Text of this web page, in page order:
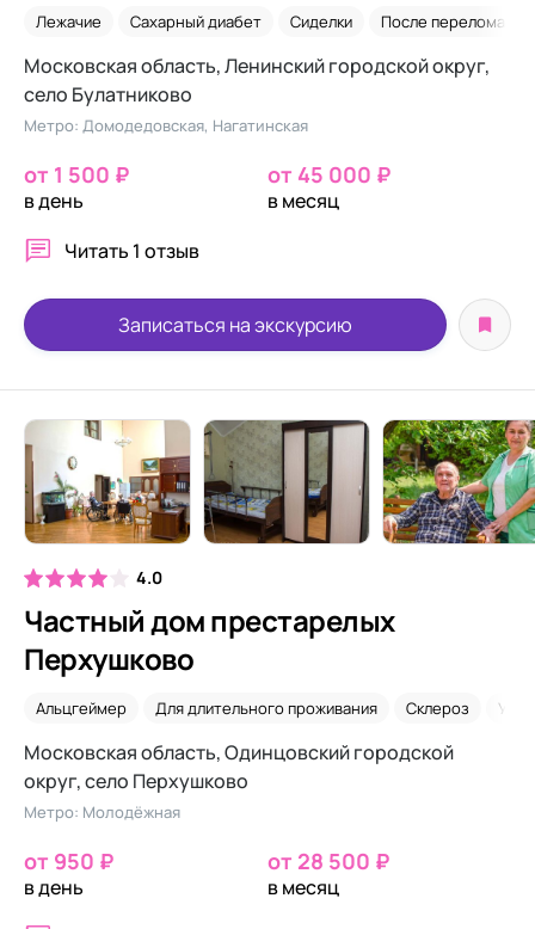
Лежачие Сахарный диабет Сиделки После перелома
Московская область, Ленинский городской округ,
село Булатниково
Метро: Домодедовская, Нагатинская
от 1 500 ₽
в день
от 45 000 ₽
в месяц
Читать 1 отзыв
Записаться на экскурсию
4.0
Частный дом престарелых
Перхушково
Альцгеймер Для длительного проживания Склероз
Московская область, Одинцовский городской
округ, село Перхушково
Метро: Молодёжная
от 950 ₽
в день
от 28 500 ₽
в месяц